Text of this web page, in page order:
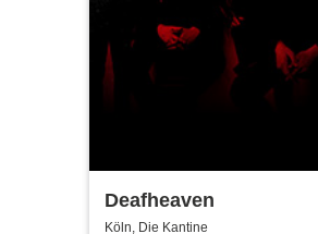
Deafheaven
Köln, Die Kantine